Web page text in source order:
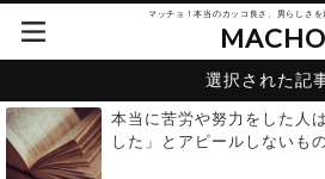
マッチョ！本当のカッコ良さ、男らしさを
MACHO
選択された記
本当に苦労や努力をした人
した」とアピールしないも